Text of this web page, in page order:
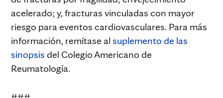
acelerado; y, fracturas vinculadas con mayor
riesgo para eventos cardiovasculares. Para más
información, remítase al suplemento de las
sinopsis del Colegio Americano de
Reumatología.